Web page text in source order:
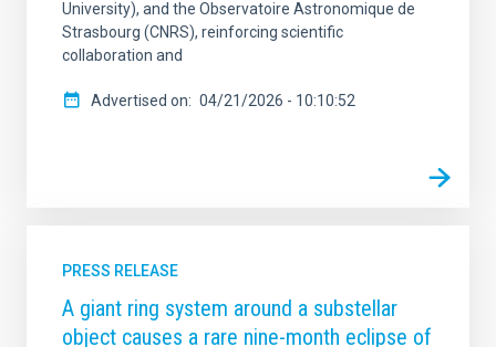
University), and the Observatoire Astronomique de
Strasbourg (CNRS), reinforcing scientific
collaboration and
Advertised on 04/21/2026 - 10:10:52
PRESS RELEASE
A giant ring system around a substellar
object causes a rare nine-month eclipse of